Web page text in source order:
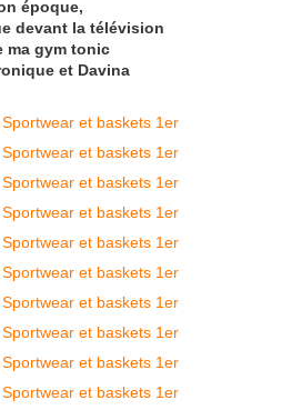
époque,
devant la télévision
ma gym tonic
et Davina